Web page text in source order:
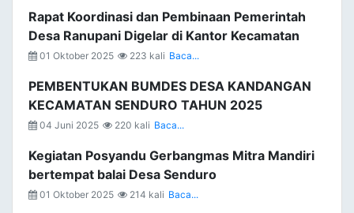
Rapat Koordinasi dan Pembinaan Pemerintah
Desa Ranupani Digelar di Kantor Kecamatan
01 Oktober 2025 223 kali Baca...
PEMBENTUKAN BUMDES DESA KANDANGAN
KECAMATAN SENDURO TAHUN 2025
04 Juni 2025 220 kali Baca...
Kegiatan Posyandu Gerbangmas Mitra Mandiri
bertempat balai Desa Senduro
01 Oktober 2025 214 kali Baca...